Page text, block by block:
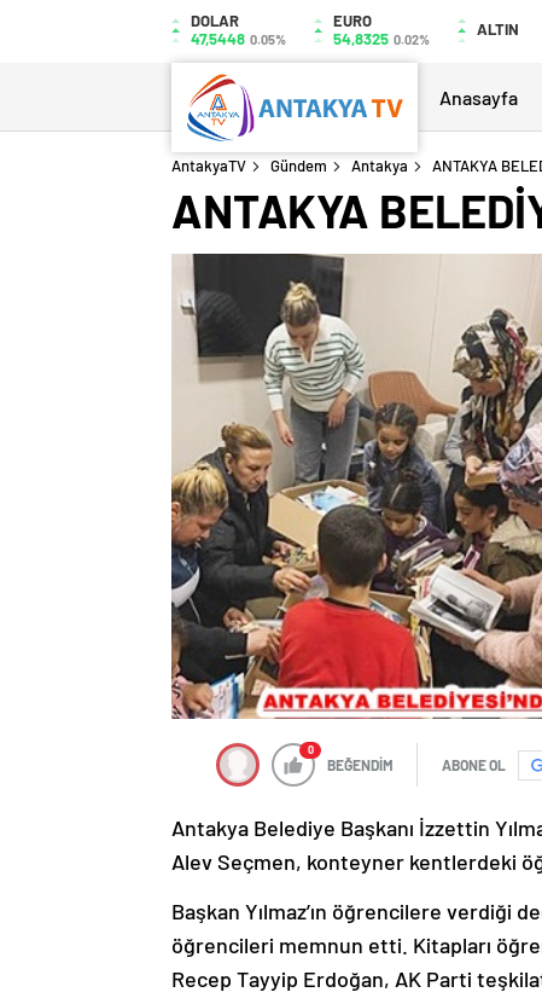
DOLAR
47,5448 0.05%
EURO
54,8325 0.02% ALTIN
Anasayfa
AntakyaTV Gündem Antakya ANTAKYA
ANTAKYA
0
BEĞENDİM ABONE OL
Antakya Belediye Başkanı İzzettin
Alev Seçmen, konteyner kentlerdeki
Başkan Yılmaz’ın öğrencilere verdiği
öğrencileri memnun etti. Kitapları
Recep Tayyip Erdoğan, AK Parti